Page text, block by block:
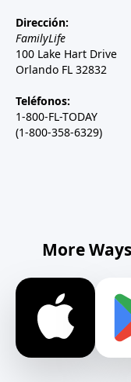
Dirección:
FamilyLife
100 Lake Hart Drive
Orlando FL 32832
Teléfonos:
1-800-FL-TODAY
(1-800-358-6329)
More